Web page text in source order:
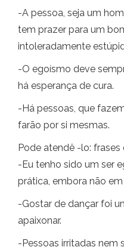
-A pessoa, seja um
tem prazer para um
intoleradamente
-O egoísmo deve
há esperança de cura.
-Há pessoas, que
farão por si mesmas.
Pode atendê -lo:
-Eu tenho sido um ser
prática, embora não
-Gostar de dançar foi
apaixonar.
-Pessoas irritadas nem